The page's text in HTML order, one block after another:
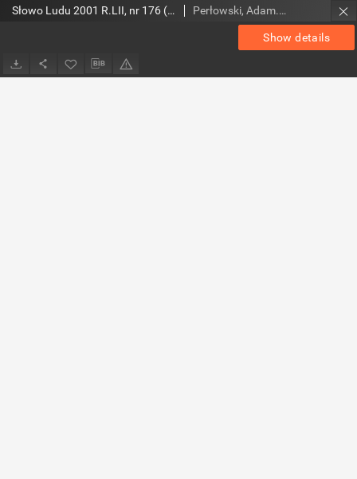
Show details
Słowo Ludu 2001 R.LII, nr 176 (Ostrowiec, Starachowice, Skarżysko, Końskie, Ponidzie, Jędrzejów, Włoszczowa, Sandomierz, Staszów, Opatów) Perłowski, Adam. Red.